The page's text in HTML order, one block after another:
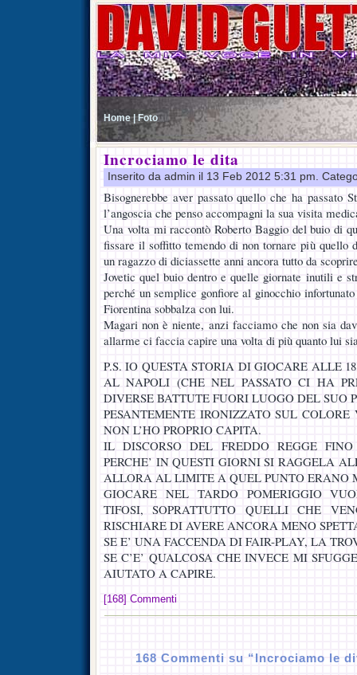
Home | Foto
Incrociamo le dita
Inserito da admin il 13 Feb 2012 5:31 pm.
Bisognerebbe aver passato quello che ha passato
l’angoscia che penso accompagni la sua visita
Una volta mi raccontò Roberto Baggio del buio di
fissare il soffitto temendo di non tornare più quello
un ragazzo di diciassette anni ancora tutto da
Jovetic quel buio dentro e quelle giornate inutili e
perché un semplice gonfiore al ginocchio
Fiorentina sobbalza con lui.
Magari non è niente, anzi facciamo che non sia
allarme ci faccia capire una volta di più quanto lui
P.S. IO QUESTA STORIA DI GIOCARE ALLE
AL NAPOLI (CHE NEL PASSATO CI HA
DIVERSE BATTUTE FUORI LUOGO DEL SUO
PESANTEMENTE IRONIZZATO SUL
NON L’HO PROPRIO CAPITA.
IL DISCORSO DEL FREDDO REGGE
PERCHE’ IN QUESTI GIORNI SI RAGGELA
ALLORA AL LIMITE A QUEL PUNTO ERANO
GIOCARE NEL TARDO POMERIGGIO
TIFOSI, SOPRATTUTTO QUELLI CHE
RISCHIARE DI AVERE ANCORA MENO
SE E’ UNA FACCENDA DI FAIR-PLAY, LA
SE C’E’ QUALCOSA CHE INVECE MI
AIUTATO A CAPIRE.
[168] Commenti
168 Commenti su “Incrociamo le